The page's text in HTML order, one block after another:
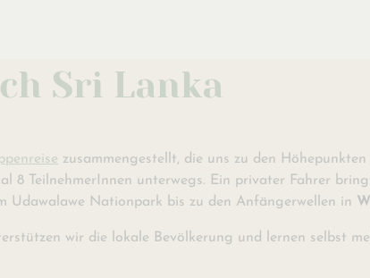
Sri Lanka
zusammengestellt, die uns zu den
8 TeilnehmerInnen unterwegs. Ein privater Fahrer
Udawalawe Nationpark bis zu den Anfängerwellen in
wir die lokale Bevölkerung und lernen selbst